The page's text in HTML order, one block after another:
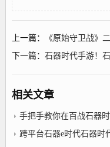
上一篇：
《原始守卫战》
下一篇： 石器时代手游！
相关文章
手把手教你在百战石器
跨平台石器e时代石器时